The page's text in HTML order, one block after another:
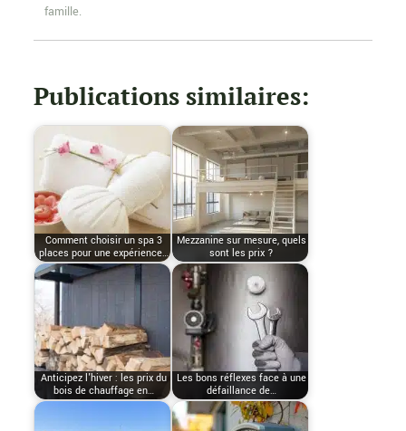
famille.
Publications similaires:
Comment choisir un spa 3
places pour une expérience…
Mezzanine sur mesure, quels
sont les prix ?
Anticipez l'hiver : les prix du
bois de chauffage en…
Les bons réflexes face à une
défaillance de…